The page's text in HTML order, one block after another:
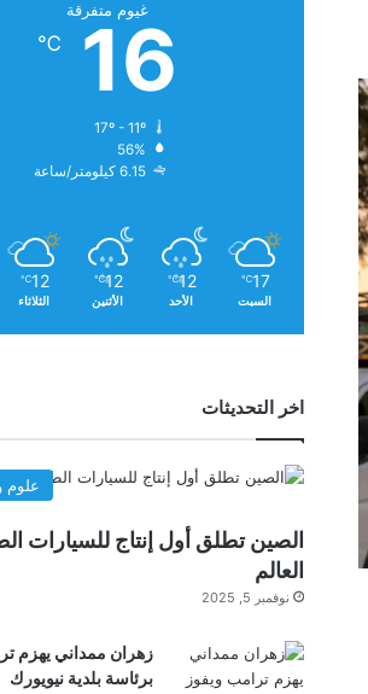
غيوم متفرقة
16
℃
56%
6.15 كيلومتر/ساعة
17
℃
السبت
12
℃
الأحد
12
℃
الأثنين
12
℃
الثلاثاء
اخر التحديثات
علوم
الصين تطلق أول إنتاج للسيارات
العالم
نوفمبر 5, 2025
زهران ممداني يهزم
برئاسة بلدية نيويورك